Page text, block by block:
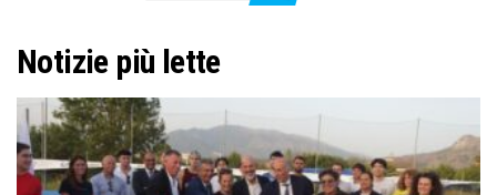
Notizie più lette